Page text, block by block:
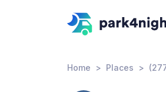
Home Places